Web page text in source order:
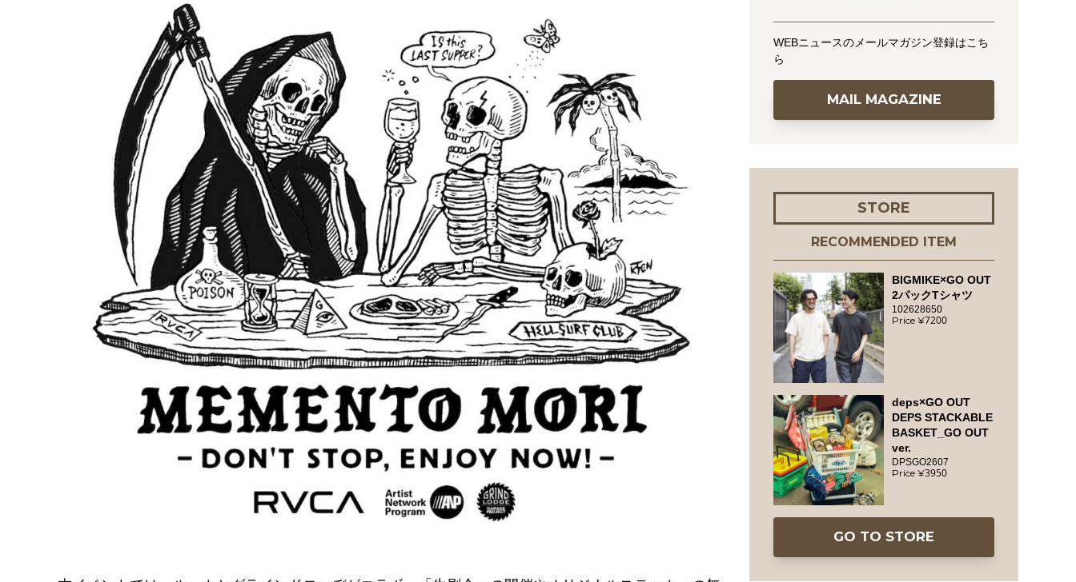
WEBニュースのメールマガジン登録はこち
ら
MAIL MAGAZINE
STORE
RECOMMENDED ITEM
BIGMIKE×GO OUT
2パックTシャツ
102628650
7200
deps×GO OUT
DEPS STACKABLE
BASKET_GO OUT
ver.
DPSGO2607
3950
GO TO STORE